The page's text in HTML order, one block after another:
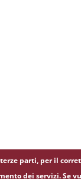
parti, per il
dei servizi. Se